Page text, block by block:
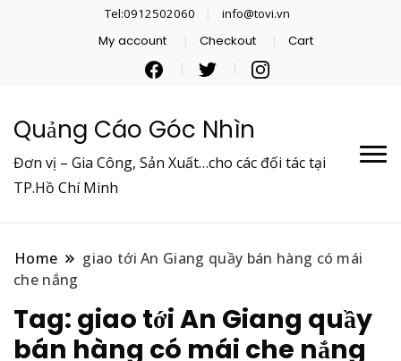
Tel:0912502060 info@tovi.vn
My account Checkout Cart
Quảng Cáo Góc Nhìn
Đơn vị – Gia Công, Sản Xuất…cho các đối tác tại
TP.Hồ Chí Minh
Home
giao tới An Giang quầy bán hàng có mái
che nắng
Tag: giao tới An Giang quầy
bán hàng có mái che nắng